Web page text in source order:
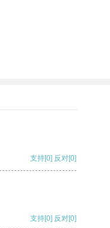
支持[0] 反对[0]
支持[0] 反对[0]